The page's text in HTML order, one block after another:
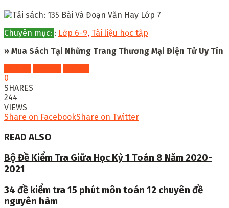
Chuyên mục: : Lớp 6-9, Tài liệu học tập
» Mua Sách Tại Những Trang Thương Mại Điện Tử Uy Tín
0
SHARES
244
VIEWS
Share on FacebookShare on Twitter
READ ALSO
Bộ Đề Kiểm Tra Giữa Học Kỳ 1 Toán 8 Năm 2020-
2021
34 đề kiểm tra 15 phút môn toán 12 chuyên đề
nguyên hàm